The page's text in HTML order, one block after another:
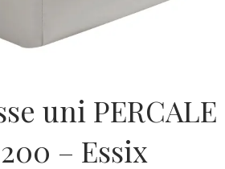
uni PERCALE
– Essix